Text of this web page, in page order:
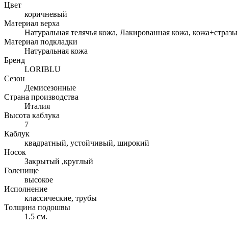
Цвет
коричневый
Материал верха
Натуральная телячья кожа, Лакированная кожа, кожа+стразы
Материал подкладки
Натуральная кожа
Бренд
LORIBLU
Сезон
Демисезонные
Страна производства
Италия
Высота каблука
7
Каблук
квадратный, устойчивый, широкий
Носок
Закрытый ,круглый
Голенище
высокое
Исполнение
классические, трубы
Толщина подошвы
1.5 см.